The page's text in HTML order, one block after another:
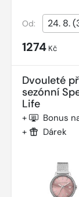
Od:
1274 Kč
Dvouleté
sezónní
Life
+ Bonus
+ Dárek